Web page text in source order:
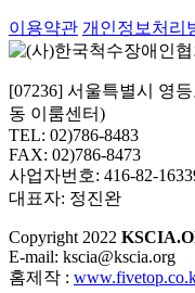
이용약관 개인정보처리
[07236] 서울특별시 영
동 이룸센터)
TEL: 02)786-8483
FAX: 02)786-8473
사업자번호: 416-82-
대표자: 정진완
Copyright 2022
E-mail: kscia@kscia.org
홈제작 :